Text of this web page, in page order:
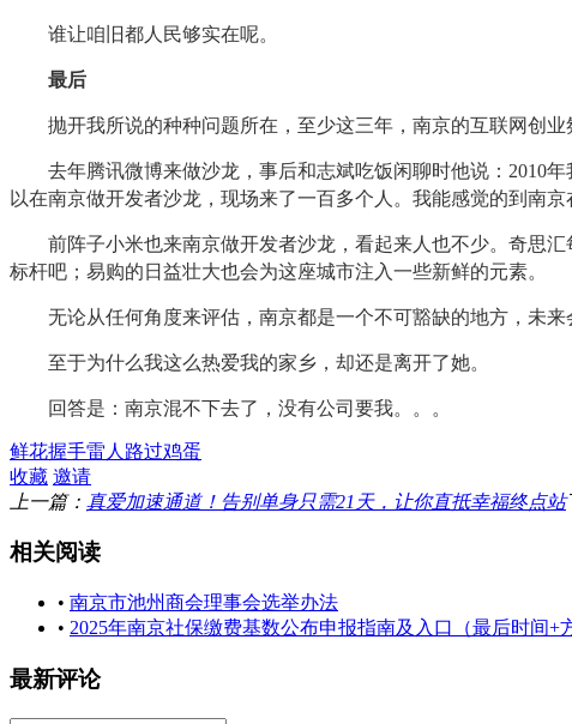
谁让咱旧都人民够实在呢。
最后
抛开我所说的种种问题所在，至少这三年，南京的互联网创业
去年腾讯微博来做沙龙，事后和志斌吃饭闲聊时他说：2010年
以在南京做开发者沙龙，现场来了一百多个人。我能感觉的到南京
前阵子小米也来南京做开发者沙龙，看起来人也不少。奇思汇
标杆吧；易购的日益壮大也会为这座城市注入一些新鲜的元素。
无论从任何角度来评估，南京都是一个不可豁缺的地方，未来
至于为什么我这么热爱我的家乡，却还是离开了她。
回答是：南京混不下去了，没有公司要我。。。
鲜花握手雷人 路过鸡蛋
收藏 邀请
上一篇： 真爱加速通道！告别单身只需21天，让你直抵幸福终点站
相关阅读
• 南京市池州商会理事会选举办法
• 2025年南京社保缴费基数公布申报指南及入口（最后时间+
最新评论